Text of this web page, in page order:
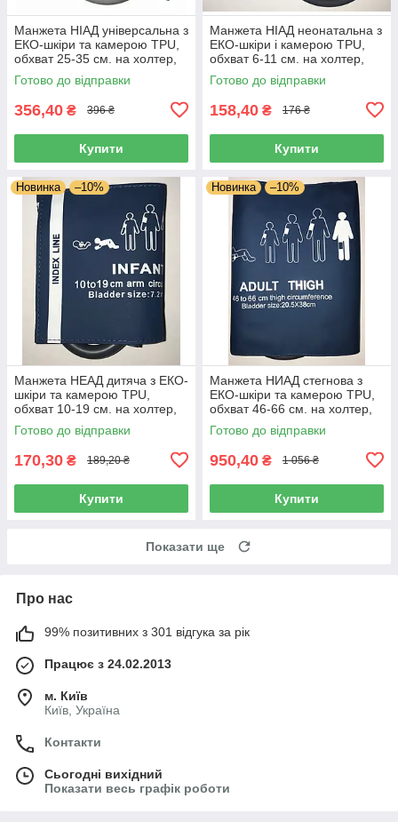
Манжета НІАД універсальна з
ЕКО-шкіри та камерою TPU,
обхват 25-35 см. на холтер,
монітор пацієнта, тонометр
Готово до відправки
356,40 ₴ 396 ₴
Купити
Манжета НІАД неонатальна з
ЕКО-шкіри і камерою TPU,
обхват 6-11 см. на холтер,
монітор пацієнта, тонометр
Готово до відправки
158,40 ₴ 176 ₴
Купити
Новинка –10%
Манжета НЕАД дитяча з ЕКО-
шкіри та камерою TPU,
обхват 10-19 см. на холтер,
монітор пацієнта, тонометр
Готово до відправки
170,30 ₴ 189,20 ₴
Купити
Новинка –10%
Манжета НИАД стегнова з
ЕКО-шкіри та камерою TPU,
обхват 46-66 см. на холтер,
монітор пацієнта, тонометр
Готово до відправки
950,40 ₴ 1 056 ₴
Купити
Показати ще
Про нас
99% позитивних з 301 відгука за рік
Працює з 24.02.2013
м. Київ
Київ, Україна
Контакти
Сьогодні вихідний
Показати весь графік роботи